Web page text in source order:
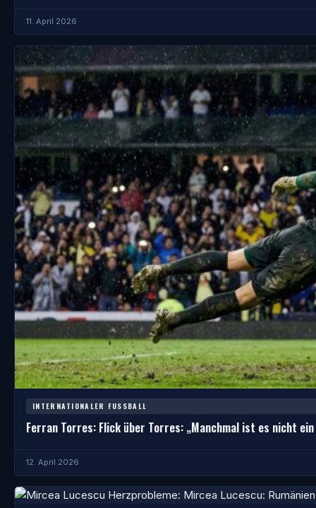
11. April 2026
INTERNATIONALER FUSSBALL
Ferran Torres: Flick über Torres: „Manchmal ist es nicht ein
12. April 2026